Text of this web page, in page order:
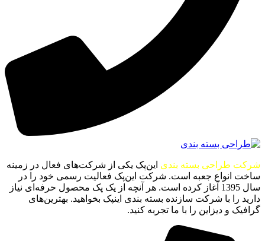
شرکت طراحی بسته بندی این‌پک یکی از شرکت‌های فعال در زمینه
ساخت انواع جعبه است. شرکت این‌پک فعالیت رسمی خود را در
سال 1395 آغاز کرده است. هر آنچه از یک پک محصول حرفه‌ای نیاز
دارید را با شرکت سازنده بسته بندی اینپک بخواهید. بهترین‌های
گرافیک و دیزاین را با ما تجربه کنید.